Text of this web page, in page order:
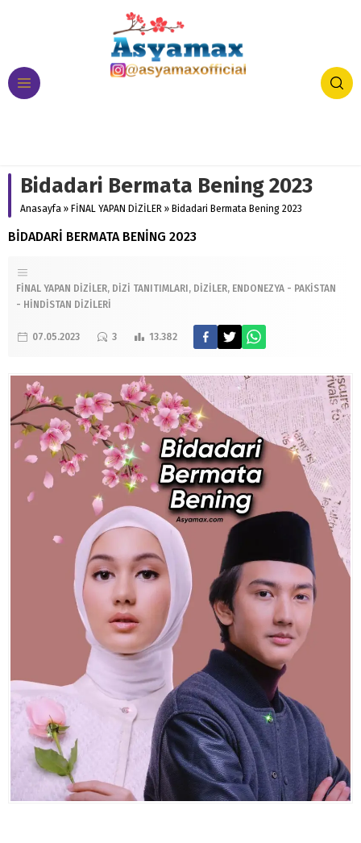
Bidadari Bermata Bening 2023
Anasayfa » FİNAL YAPAN DİZİLER » Bidadari Bermata Bening 2023
BİDADARİ BERMATA BENİNG 2023
FİNAL YAPAN DİZİLER DİZİ TANITIMLARI DİZİLER ENDONEZYA - PAKİSTAN
- HİNDİSTAN DİZİLERİ
07.05.2023 3 13.382